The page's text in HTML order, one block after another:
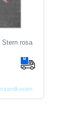
Stern rosa